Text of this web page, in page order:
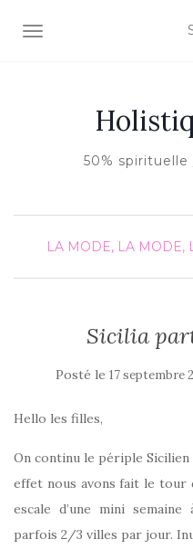
AFFICHER/MASQUER
50% spirituelle
LA MODE, LA MODE,
Sicilia
Posté le 17 septembre
Hello les filles,
On continu le périple Sicilien
effet nous avons fait le tour
escale d’une mini
parfois 2/3 villes par jour.